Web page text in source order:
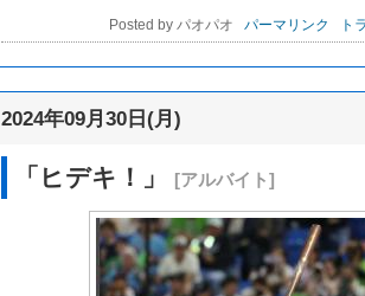
Posted by パオパオ パーマリンク ト
2024年09月30日(月)
「ヒデキ！」 [アルバイト]